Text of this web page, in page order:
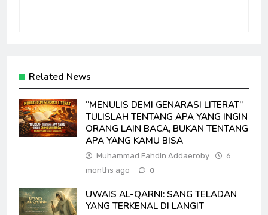
Related News
“MENULIS DEMI GENARASI LITERAT”
TULISLAH TENTANG APA YANG INGIN
ORANG LAIN BACA, BUKAN TENTANG
APA YANG KAMU BISA
Muhammad Fahdin Addaeroby
6
months ago
0
UWAIS AL-QARNI: SANG TELADAN
YANG TERKENAL DI LANGIT